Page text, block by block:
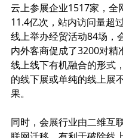
云上参展企业1517家，全
11.4亿次，站内访问量超
线上举办经贸活动84场，
内外客商促成了3200对精
线上线下有机融合的形式
的线下展或单纯的线上展
果。
同时，会展行业由二维互